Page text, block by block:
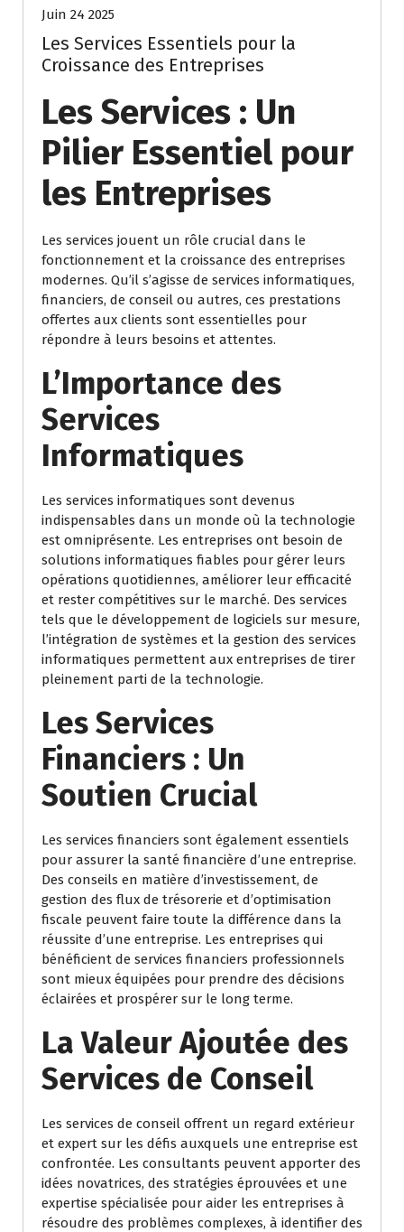
Juin 24 2025
Les Services Essentiels pour la
Croissance des Entreprises
Les Services : Un
Pilier Essentiel pour
les Entreprises
Les services jouent un rôle crucial dans le
fonctionnement et la croissance des entreprises
modernes. Qu’il s’agisse de services informatiques,
financiers, de conseil ou autres, ces prestations
offertes aux clients sont essentielles pour
répondre à leurs besoins et attentes.
L’Importance des
Services
Informatiques
Les services informatiques sont devenus
indispensables dans un monde où la technologie
est omniprésente. Les entreprises ont besoin de
solutions informatiques fiables pour gérer leurs
opérations quotidiennes, améliorer leur efficacité
et rester compétitives sur le marché. Des services
tels que le développement de logiciels sur mesure,
l’intégration de systèmes et la gestion des services
informatiques permettent aux entreprises de tirer
pleinement parti de la technologie.
Les Services
Financiers : Un
Soutien Crucial
Les services financiers sont également essentiels
pour assurer la santé financière d’une entreprise.
Des conseils en matière d’investissement, de
gestion des flux de trésorerie et d’optimisation
fiscale peuvent faire toute la différence dans la
réussite d’une entreprise. Les entreprises qui
bénéficient de services financiers professionnels
sont mieux équipées pour prendre des décisions
éclairées et prospérer sur le long terme.
La Valeur Ajoutée des
Services de Conseil
Les services de conseil offrent un regard extérieur
et expert sur les défis auxquels une entreprise est
confrontée. Les consultants peuvent apporter des
idées novatrices, des stratégies éprouvées et une
expertise spécialisée pour aider les entreprises à
résoudre des problèmes complexes, à identifier des